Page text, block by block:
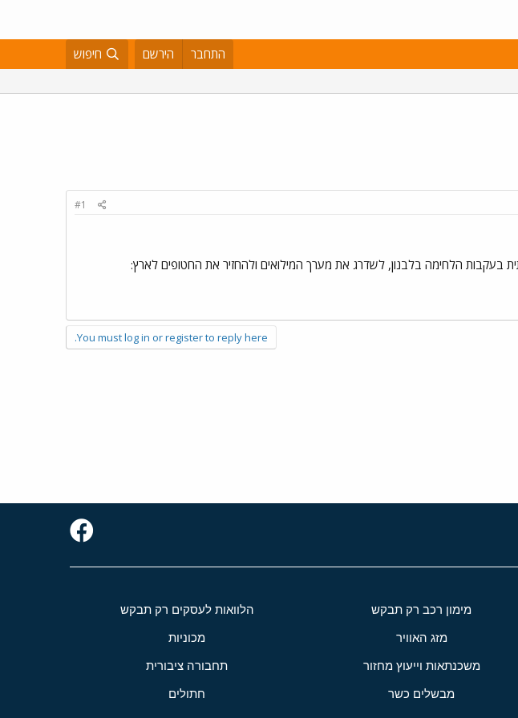
התחבר הירשם חיפוש
#1
הלחימה בלבנון, לשדרג את מערך המילואים ולהחזיר את החטופים לארץ:
You must log in or register to reply here.
מימון רכב רק תבקש הלוואות לעסקים רק תבקש
מזג האוויר מכוניות
משכנתאות וייעוץ מחזור תחבורה ציבורית
מבשלים כשר חתולים